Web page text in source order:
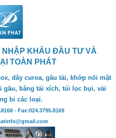
NHẬP KHẨU ĐẦU TƯ VÀ
TOÀN PHÁT
dây curoa, gầu tải, khớp nối mặt
gầu, băng tải xích, túi lọc bụi, vải
bi các loại.
- Fax:024.3795.8169